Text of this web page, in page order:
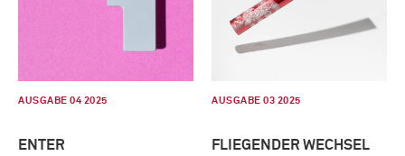
AUSGABE 04 2025
ENTER
AUSGABE 03 2025
FLIEGENDER WECHSEL